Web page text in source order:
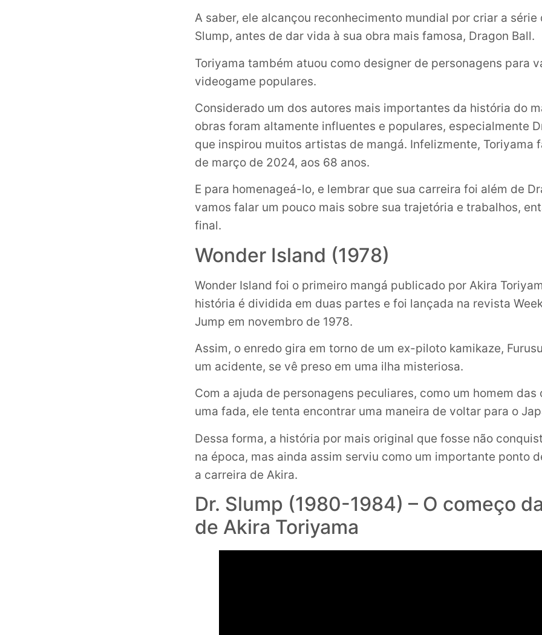
A saber, ele alcançou reconhecimento mundial por criar a série
Slump, antes de dar vida à sua obra mais famosa, Dragon Ball.
Toriyama também atuou como designer de personagens para
videogame populares.
Considerado um dos autores mais importantes da história do
obras foram altamente influentes e populares, especialmente
que inspirou muitos artistas de mangá. Infelizmente, Toriyama
de março de 2024, aos 68 anos.
E para homenageá-lo, e lembrar que sua carreira foi além de
vamos falar um pouco mais sobre sua trajetória e trabalhos,
final.
Wonder Island (1978)
Wonder Island foi o primeiro mangá publicado por Akira
história é dividida em duas partes e foi lançada na revista
Jump em novembro de 1978.
Assim, o enredo gira em torno de um ex-piloto kamikaze,
um acidente, se vê preso em uma ilha misteriosa.
Com a ajuda de personagens peculiares, como um homem das
uma fada, ele tenta encontrar uma maneira de voltar para o
Dessa forma, a história por mais original que fosse não
na época, mas ainda assim serviu como um importante ponto
a carreira de Akira.
Dr. Slump (1980-1984) – O começo
de Akira Toriyama